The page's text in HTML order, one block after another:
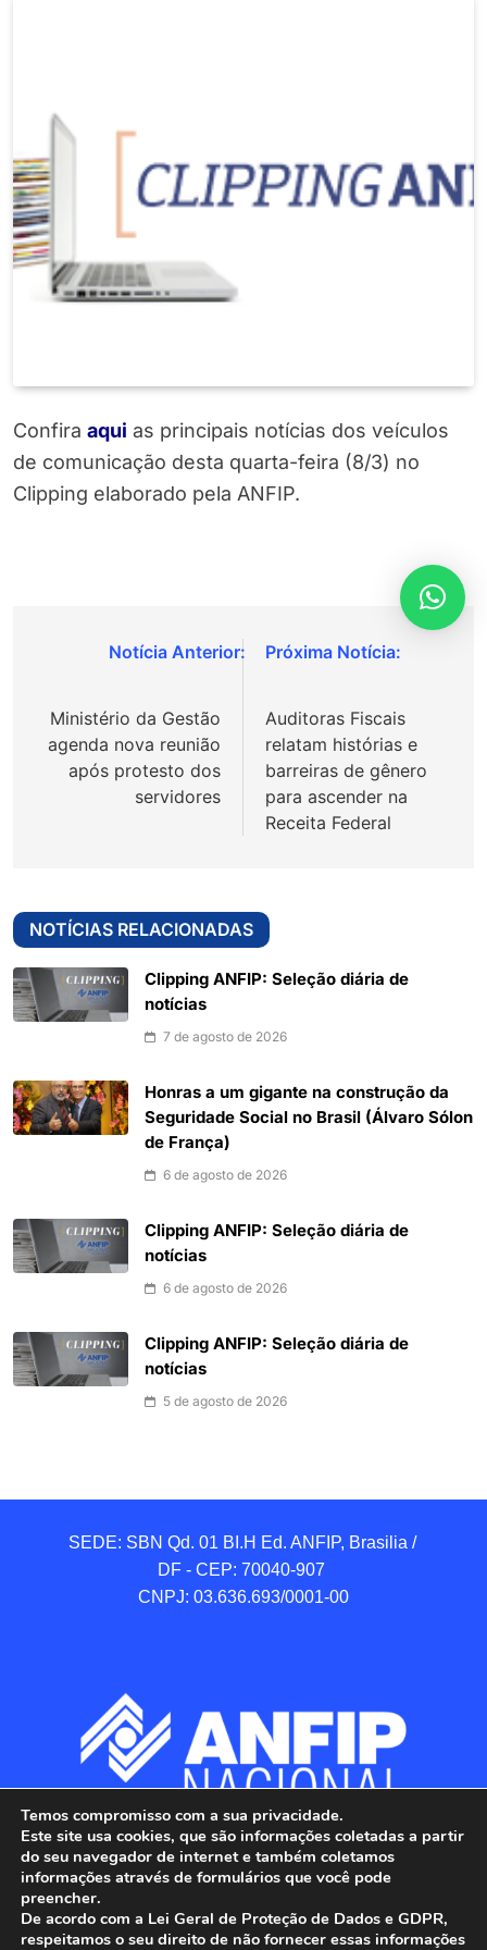
Confira aqui as principais notícias dos veículos
de comunicação desta quarta-feira (8/3) no
Clipping elaborado pela ANFIP.
Navegação
Post
Ministério da Gestão
agenda nova reunião
após protesto dos
servidores
Auditoras Fiscais
relatam histórias e
barreiras de gênero
para ascender na
Receita Federal
NOTÍCIAS RELACIONADAS
Clipping ANFIP: Seleção diária de
notícias
7 de agosto de 2026
Honras a um gigante na construção da
Seguridade Social no Brasil (Álvaro Sólon
de França)
6 de agosto de 2026
Clipping ANFIP: Seleção diária de
notícias
6 de agosto de 2026
Clipping ANFIP: Seleção diária de
notícias
5 de agosto de 2026
SEDE: SBN Qd. 01 BI.H Ed. ANFIP, Brasilia /
DF - CEP: 70040-907
CNPJ: 03.636.693/0001-00
Temos compromisso com a sua privacidade.
Este site usa cookies, que são informações coletadas a partir
do seu navegador de internet e também coletamos
informações através de formulários que você pode
preencher.
De acordo com a Lei Geral de Proteção de Dados e GDPR,
respeitamos o seu direito de não fornecer essas informações